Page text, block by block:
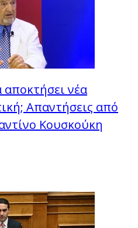
νέα
Απαντήσεις από
Κουσκούκη